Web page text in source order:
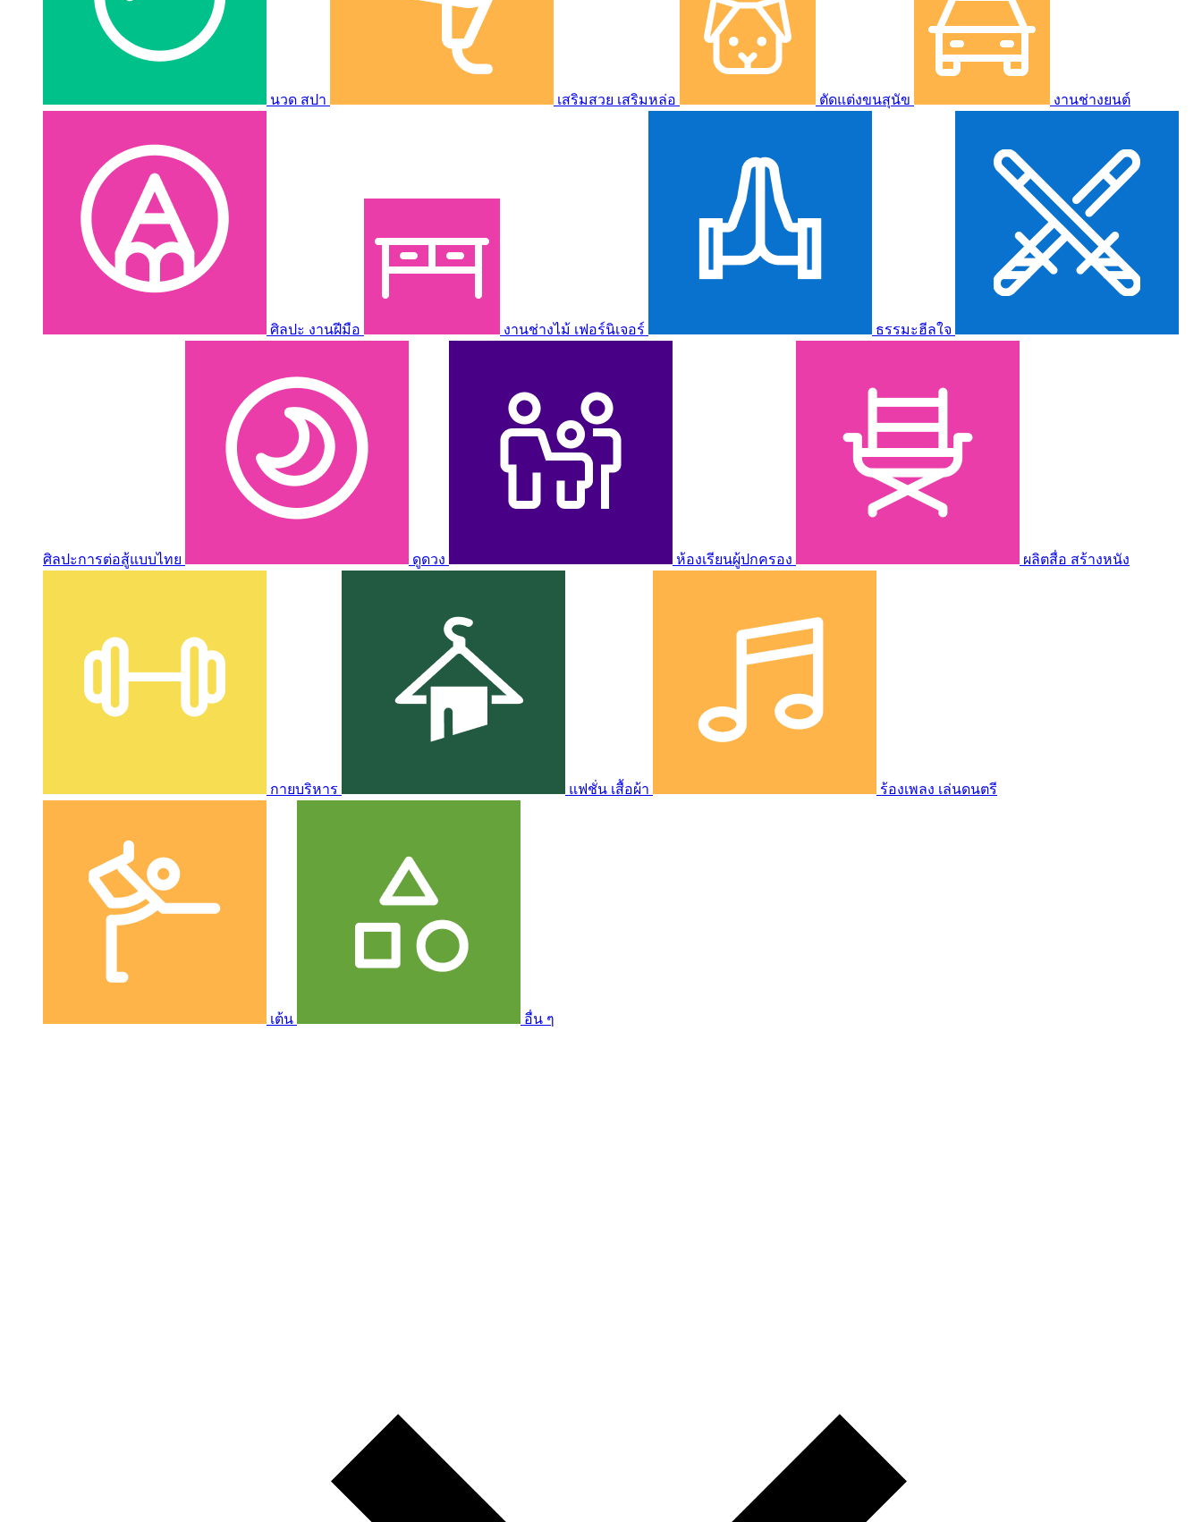
นวด สปา เสริมสวย เสริมหล่อ ตัดแต่งขนสุนัข งานช่างยนต์
ศิลปะ งานฝีมือ งานช่างไม้ เฟอร์นิเจอร์ ธรรมะฮีลใจ
ศิลปะการต่อสู้แบบไทย ดูดวง ห้องเรียนผู้ปกครอง ผลิตสื่อ สร้างหนัง
กายบริหาร แฟชั่น เสื้อผ้า ร้องเพลง เล่นดนตรี
เต้น อื่น ๆ